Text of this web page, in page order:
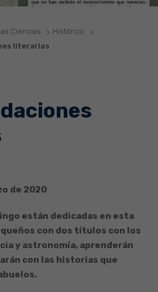
Ciencias
Histórico
literarias
de 2020
están dedicadas en esta
con dos títulos con los
y astronomía, aprenderán
con las historias que